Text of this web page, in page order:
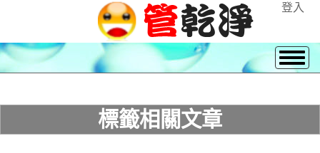
登入
標籤相關文章